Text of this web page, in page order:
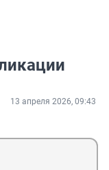
13 апреля 2026, 09:43